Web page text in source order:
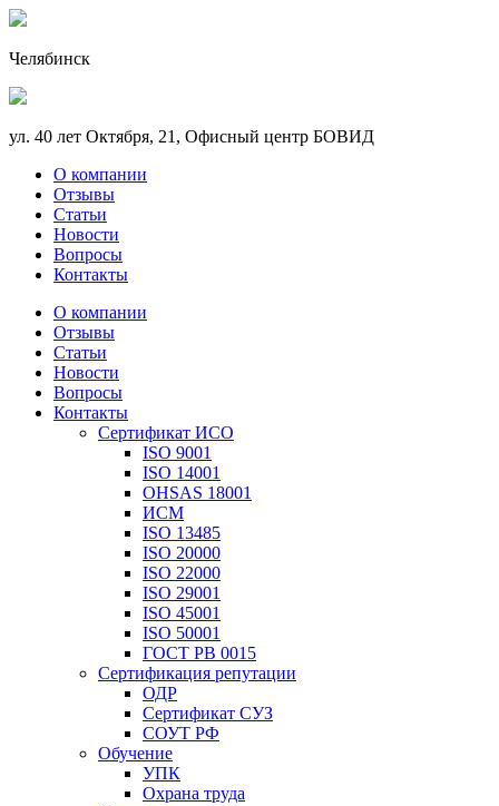
Челябинск
ул. 40 лет Октября, 21, Офисный центр БОВИД
О компании
Отзывы
Статьи
Новости
Вопросы
Контакты
О компании
Отзывы
Статьи
Новости
Вопросы
Контакты
Сертификат ИСО
ISO 9001
ISO 14001
OHSAS 18001
ИСМ
ISO 13485
ISO 20000
ISO 22000
ISO 29001
ISO 45001
ISO 50001
ГОСТ РВ 0015
Сертификация репутации
ОДР
Сертификат СУЗ
СОУТ РФ
Обучение
УПК
Охрана труда